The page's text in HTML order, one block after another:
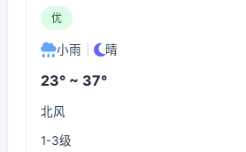
优
小雨 晴
23° ~ 37°
北风
1-3级